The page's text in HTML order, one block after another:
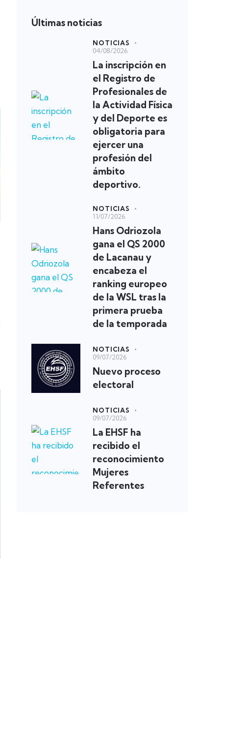
Últimas noticias
NOTICIAS
04/08/2026
La inscripción en
el Registro de
Profesionales de
la Actividad Física
y del Deporte es
obligatoria para
ejercer una
profesión del
ámbito
deportivo.
NOTICIAS
11/07/2026
Hans Odriozola
gana el QS 2000
de Lacanau y
encabeza el
ranking europeo
de la WSL tras la
primera prueba
de la temporada
NOTICIAS
09/07/2026
Nuevo proceso
electoral
NOTICIAS
09/07/2026
La EHSF ha
recibido el
reconocimiento
Mujeres
Referentes